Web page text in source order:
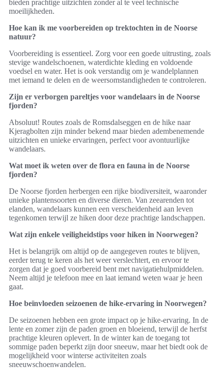
bieden prachtige uitzichten zonder al te veel technische
moeilijkheden.
Hoe kan ik me voorbereiden op trektochten in de Noorse
natuur?
Voorbereiding is essentieel. Zorg voor een goede uitrusting, zoals
stevige wandelschoenen, waterdichte kleding en voldoende
voedsel en water. Het is ook verstandig om je wandelplannen
met iemand te delen en de weersomstandigheden te controleren.
Zijn er verborgen pareltjes voor wandelaars in de Noorse
fjorden?
Absoluut! Routes zoals de Romsdalseggen en de hike naar
Kjeragbolten zijn minder bekend maar bieden adembenemende
uitzichten en unieke ervaringen, perfect voor avontuurlijke
wandelaars.
Wat moet ik weten over de flora en fauna in de Noorse
fjorden?
De Noorse fjorden herbergen een rijke biodiversiteit, waaronder
unieke plantensoorten en diverse dieren. Van zeearenden tot
elanden, wandelaars kunnen een verscheidenheid aan leven
tegenkomen terwijl ze hiken door deze prachtige landschappen.
Wat zijn enkele veiligheidstips voor hiken in Noorwegen?
Het is belangrijk om altijd op de aangegeven routes te blijven,
eerder terug te keren als het weer verslechtert, en ervoor te
zorgen dat je goed voorbereid bent met navigatiehulpmiddelen.
Neem altijd je telefoon mee en laat iemand weten waar je heen
gaat.
Hoe beïnvloeden seizoenen de hike-ervaring in Noorwegen?
De seizoenen hebben een grote impact op je hike-ervaring. In de
lente en zomer zijn de paden groen en bloeiend, terwijl de herfst
prachtige kleuren oplevert. In de winter kan de toegang tot
sommige paden beperkt zijn door sneeuw, maar het biedt ook de
mogelijkheid voor winterse activiteiten zoals
sneeuwschoenwandelen.